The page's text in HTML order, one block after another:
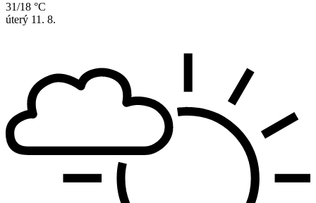
31/18 °C
úterý 11. 8.